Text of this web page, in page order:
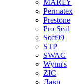
MARLY
Permatex
Prestone
Pro Seal
Soft99
STP
SWAG
Wynn's
ZIC
Лавр